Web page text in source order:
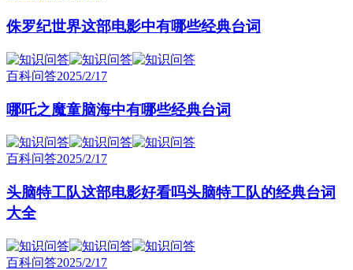
侏罗纪世界这部电影中有哪些经典台词
百科问答2025/2/17
哪吒之魔童脑海中有哪些经典台词
百科问答2025/2/17
头脑特工队这部电影好看吗头脑特工队的经典台词
大全
百科问答2025/2/17